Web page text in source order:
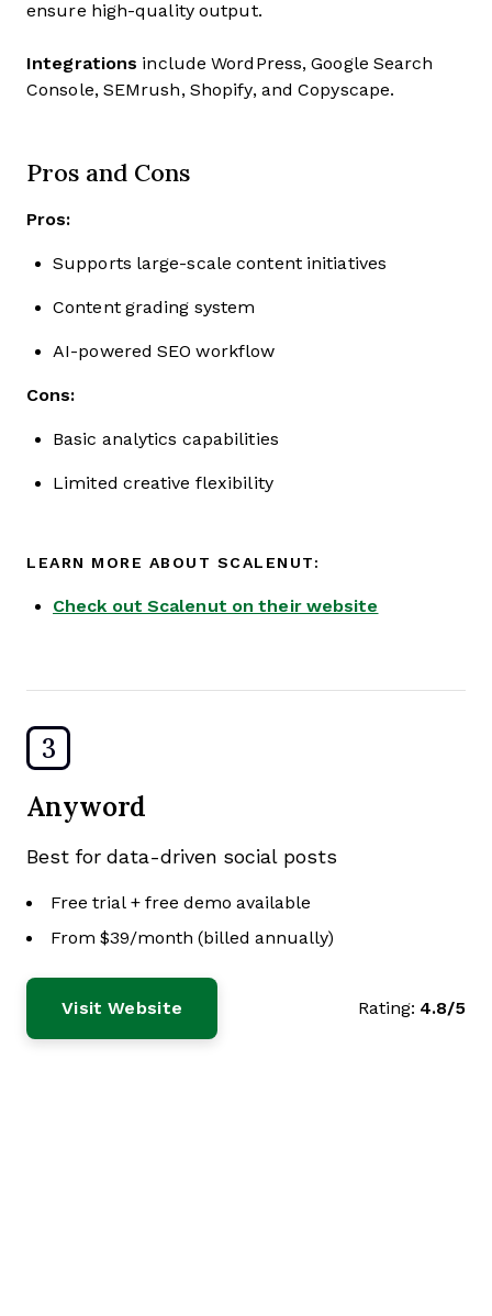
ensure high-quality output.
Integrations include WordPress, Google Search
Console, SEMrush, Shopify, and Copyscape.
Pros and Cons
Pros:
Supports large-scale content initiatives
Content grading system
AI-powered SEO workflow
Cons:
Basic analytics capabilities
Limited creative flexibility
LEARN MORE ABOUT SCALENUT:
Check out Scalenut on their website
3
Anyword
Best for data-driven social posts
Free trial + free demo available
From $39/month (billed annually)
Visit Website Rating: 4.8/5